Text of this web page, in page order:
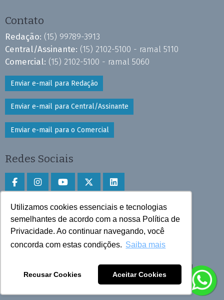
Utilizamos cookies essenciais e tecnologias
semelhantes de acordo com a nossa Política de
Privacidade. Ao continuar navegando, você
concorda com estas condições. Saiba mais
Recusar Cookies Aceitar Cookies
Contato
Redação: (15) 99789-3913
Central/Assinante: (15) 2102-5100 - ramal 5110
Comercial: (15) 2102-5100 - ramal 5060
Enviar e-mail para Redação
Enviar e-mail para Central/Assinante
Enviar e-mail para o Comercial
Redes Sociais
Faça download do aplicativo
Play Store e App Store
Todos os direitos reservados © 2025 Cruzeiro do Sul